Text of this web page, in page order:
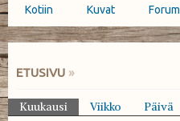
Päävalikko
Kotiin Kuvat Forum
OLET TÄÄLLÄ
ETUSIVU »
Kuukausi (aktiivinen välilehti)
Viikko Päivä